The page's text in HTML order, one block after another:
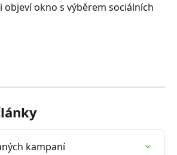
objeví okno s výběrem sociálních
kampaní